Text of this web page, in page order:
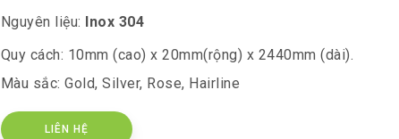
Nguyên liệu: Inox 304
Quy cách: 10mm (cao) x 20mm(rộng) x 2440mm (dài).
Màu sắc: Gold, Silver, Rose, Hairline
LIÊN HỆ